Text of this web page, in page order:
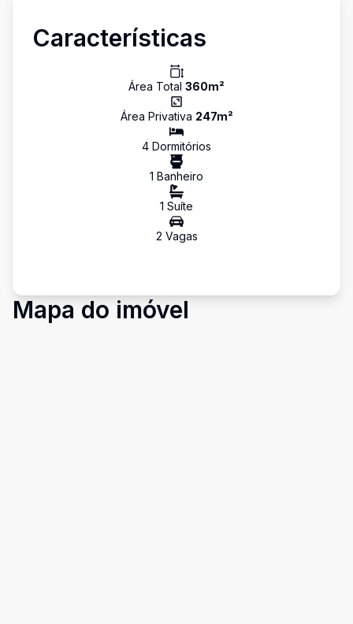
Características
Área Total 360m²
Área Privativa 247m²
4 Dormitórios
1 Banheiro
1 Suíte
2 Vagas
Mapa do imóvel